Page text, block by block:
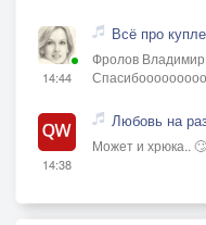
14:44
Всё про
Фролов
14:38
Любовь на
Может и хрюка..